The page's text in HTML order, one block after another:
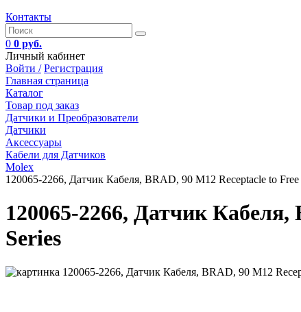
Контакты
0 0 руб.
Личный кабинет
Войти / Регистрация
Главная страница
Каталог
Товар под заказ
Датчики и Преобразователи
Датчики
Аксессуары
Кабели для Датчиков
Molex
120065-2266, Датчик Кабеля, BRAD, 90 M12 Receptacle to
120065-2266, Датчик Кабеля,
Series